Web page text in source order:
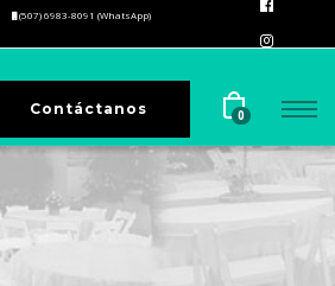
(507) 6983-8091 (WhatsApp)
Contáctanos 0